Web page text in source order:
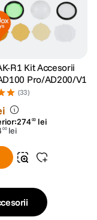
R1 Kit Accesorii
AD100 Pro/AD200/V1
(33)
27400 lei
00 lei